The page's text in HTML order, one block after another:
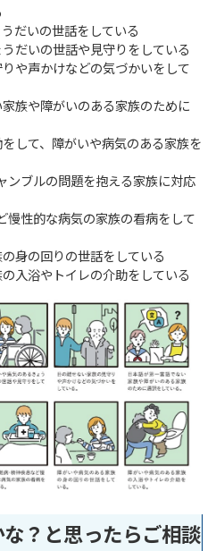
だいの世話をしている
だいの世話や見守りをしている
や声かけなどの気づかいをして
族や障がいのある家族のために
して、障がいや病気のある家族を
ンブルの問題を抱える家族に対応
慢性的な病気の家族の看病をして
身の回りの世話をしている
入浴やトイレの介助をしている
？と思ったらご相談